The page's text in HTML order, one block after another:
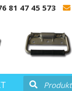
81 47 45 573